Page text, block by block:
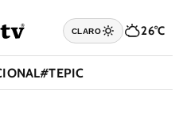
CLARO 26°C
#TEPIC